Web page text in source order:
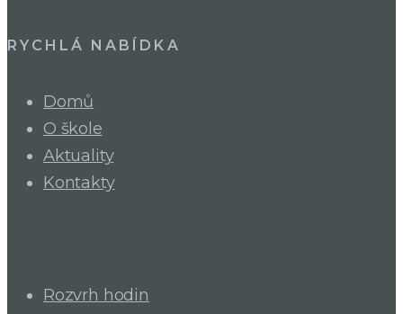
RYCHLÁ NABÍDKA
Domů
O škole
Aktuality
Kontakty
Rozvrh hodin